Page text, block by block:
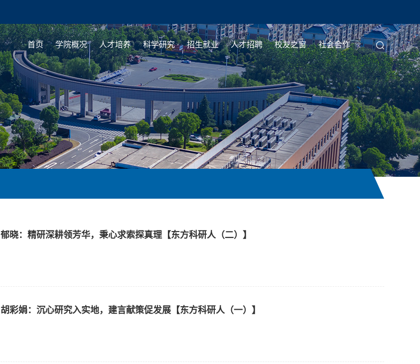
首页 学院概况 人才培养 科学研究 招生就业 人才招聘 校友之窗 社会合作
郁晓：精研深耕领芳华，秉心求索探真理【东方科研人（二）】
胡彩娟：沉心研究入实地，建言献策促发展【东方科研人（一）】